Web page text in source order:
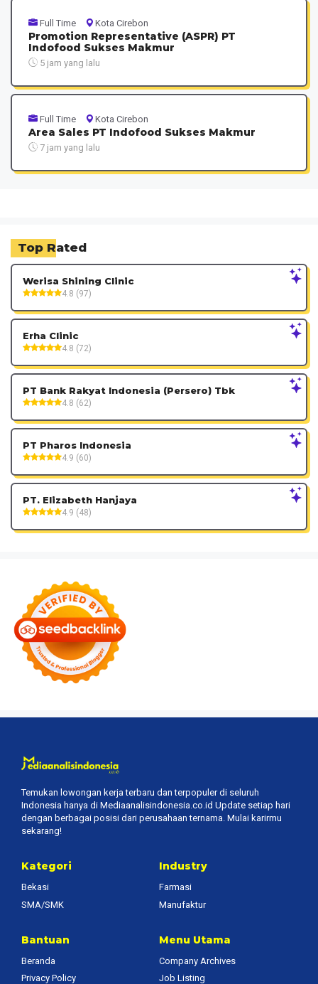
Full Time Kota Cirebon
Promotion Representative (ASPR) PT
Indofood Sukses Makmur
5 jam yang lalu
Full Time Kota Cirebon
Area Sales PT Indofood Sukses Makmur
7 jam yang lalu
Top Rated
Werisa Shining Clinic
4.8 (97)
Erha Clinic
4.8 (72)
PT Bank Rakyat Indonesia (Persero) Tbk
4.8 (62)
PT Pharos Indonesia
4.9 (60)
PT. Elizabeth Hanjaya
4.9 (48)
Temukan lowongan kerja terbaru dan terpopuler di seluruh
Indonesia hanya di Mediaanalisindonesia.co.id Update setiap hari
dengan berbagai posisi dari perusahaan ternama. Mulai karirmu
sekarang!
Kategori
Bekasi
SMA/SMK
Industry
Farmasi
Manufaktur
Bantuan
Beranda
Privacy Policy
Menu Utama
Company Archives
Job Listing